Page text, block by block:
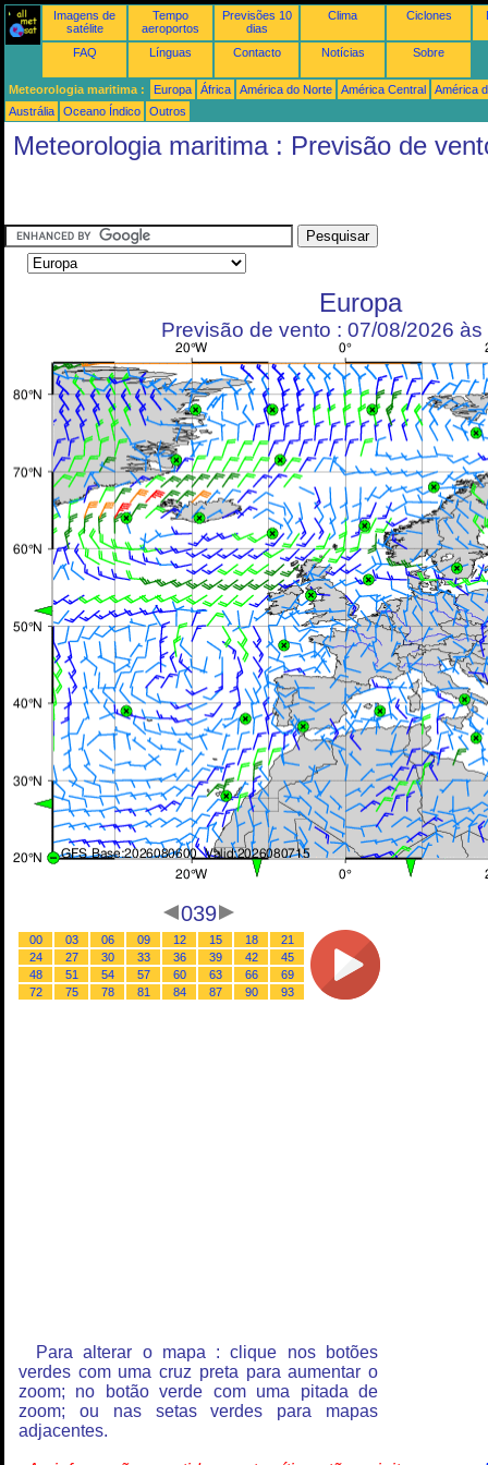
Imagens de
satélite
Tempo
aeroportos
Previsões 10
dias
Clima Ciclones
FAQ Línguas Contacto Notícias Sobre
Meteorologia maritima : Europa África América do Norte América Central
América
Austrália
Oceano Índico Outros
Meteorologia maritima : Previsão de
Europa
Previsão de vento : 07/08/2026 às
039
00 03 06 09 12 15 18
21
24
27 30 33 36 39 42
45
48
51 54 57 60 63 66
69
72
75 78 81 84 87 90 93
Para alterar o mapa : clique nos botões
verdes com uma cruz preta para aumentar o
zoom; no botão verde com uma pitada de
zoom; ou nas setas verdes para mapas
adjacentes.